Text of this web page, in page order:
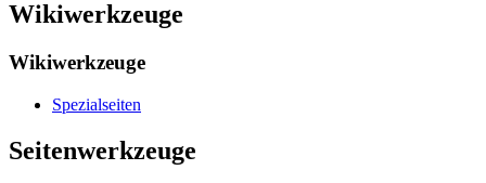
Wikiwerkzeuge
Wikiwerkzeuge
Spezialseiten
Seitenwerkzeuge